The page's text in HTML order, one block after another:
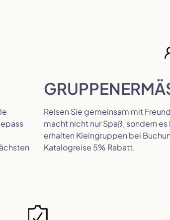
Reisen Sie gemeinsam mit
macht nicht nur Spaß, sondern
erhalten Kleingruppen bei
Katalogreise 5% Rabatt.